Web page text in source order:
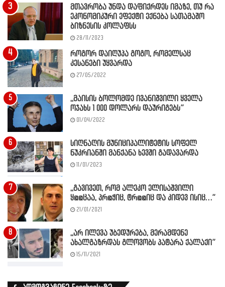
მთავრობა უნდა დაფიქრდეს იმაზე, თუ რა
ეკონომიკური ეფექტი ექნება სათამაშო
ბიზნესის კოლაფსს
28/11/2023
როგორ დაიღუპა გოგო, რომელსაც
კესანები უყვარდა
27/05/2022
,,მაისის ბოლომდე ივანიშვილი ყველა
ოჯახს 1 000 დოლარს დაურიგებს”
01/04/2022
სიღნაღის მუნიციპალიტეტის სოფელ
ნუკრიანში მანქანა ხევში გადავარდა
11/01/2023
,,გავივეთ, რომ ალეკო ელისაშვილი
ყ@@ცაა, პრ@ჭიც, ტრ@@იც და კიდევ ისიც…”
21/01/2021
,,არ ილევა უბედურება, მერამდენე
ახალგაზრდას გლოვობს პატარა ქალაქი”
15/11/2021